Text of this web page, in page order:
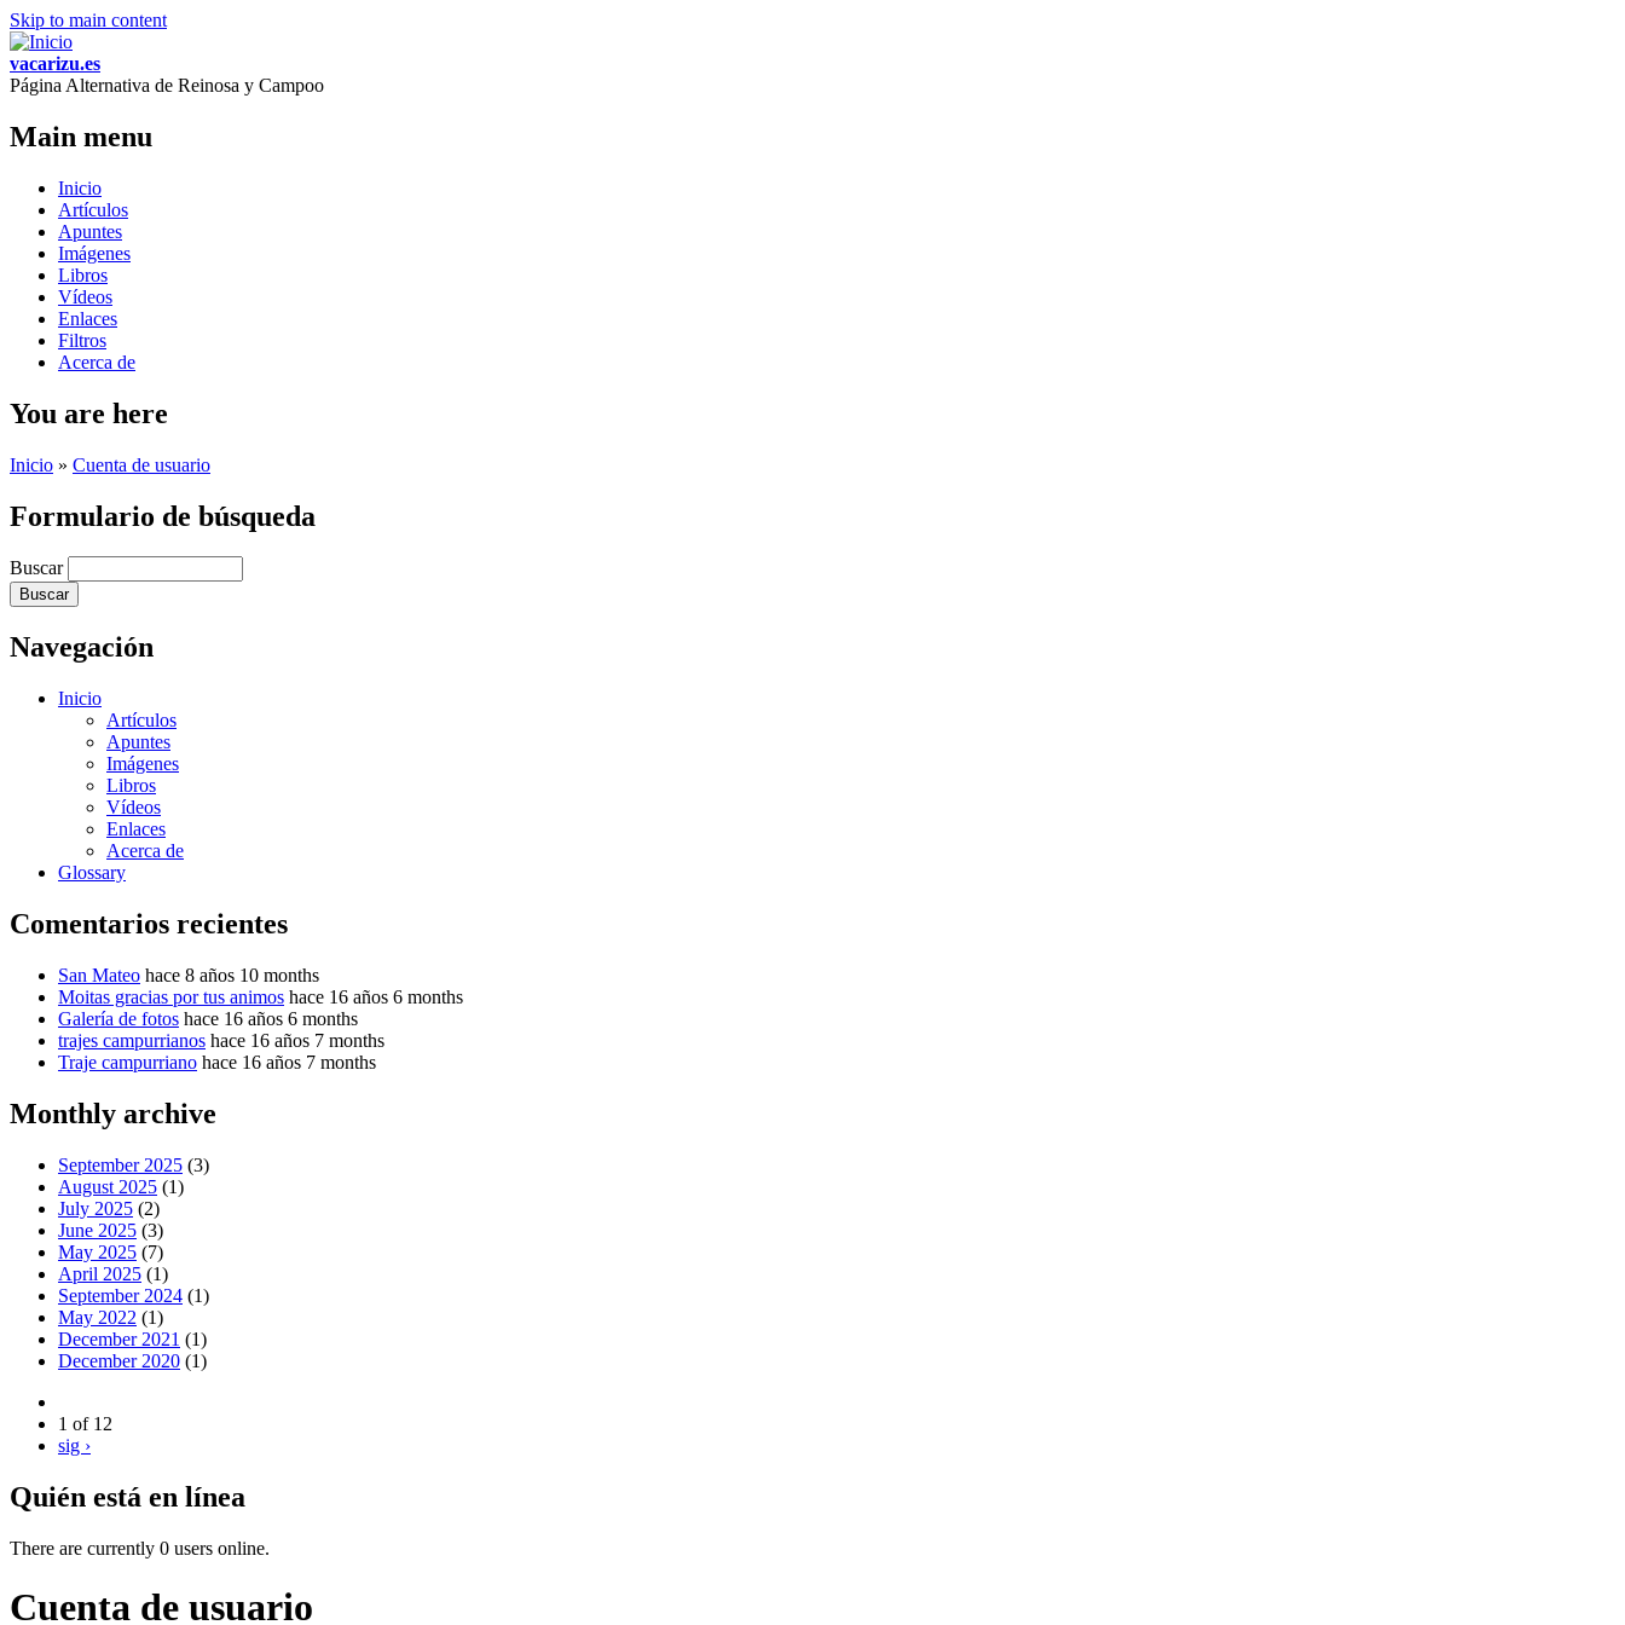
Skip to main content
vacarizu.es
Página Alternativa de Reinosa y Campoo
Main menu
Inicio
Artículos
Apuntes
Imágenes
Libros
Vídeos
Enlaces
Filtros
Acerca de
You are here
Inicio » Cuenta de usuario
Formulario de búsqueda
Buscar
Navegación
Inicio
Artículos
Apuntes
Imágenes
Libros
Vídeos
Enlaces
Acerca de
Glossary
Comentarios recientes
San Mateo hace 8 años 10 months
Moitas gracias por tus animos hace 16 años 6 months
Galería de fotos hace 16 años 6 months
trajes campurrianos hace 16 años 7 months
Traje campurriano hace 16 años 7 months
Monthly archive
September 2025 (3)
August 2025 (1)
July 2025 (2)
June 2025 (3)
May 2025 (7)
April 2025 (1)
September 2024 (1)
May 2022 (1)
December 2021 (1)
December 2020 (1)
1 of 12
sig ›
Quién está en línea
There are currently 0 users online.
Cuenta de usuario